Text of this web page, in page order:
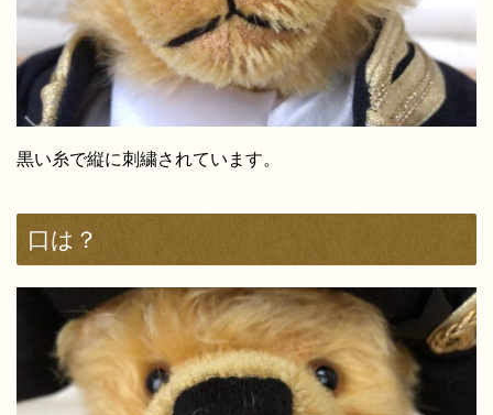
黒い糸で縦に刺繍されています。
口は？